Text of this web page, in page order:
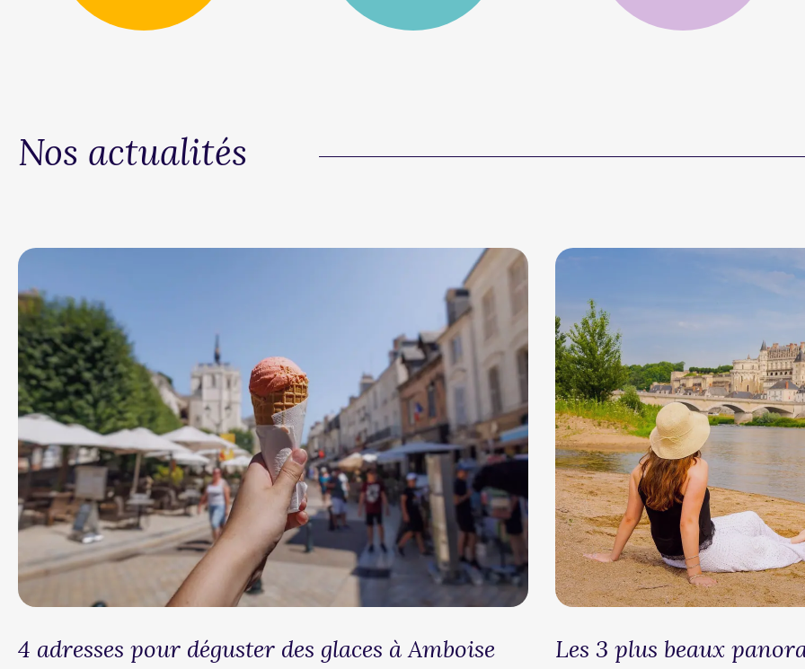
Nos actualités
4 adresses pour déguster des glaces à Amboise Les 3 plus beaux